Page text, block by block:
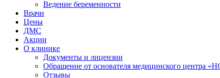
Ведение беременности
Врачи
Цены
ДМС
Акции
О клинике
Документы и лицензии
Обращение от основателя медицинского центра
Отзывы